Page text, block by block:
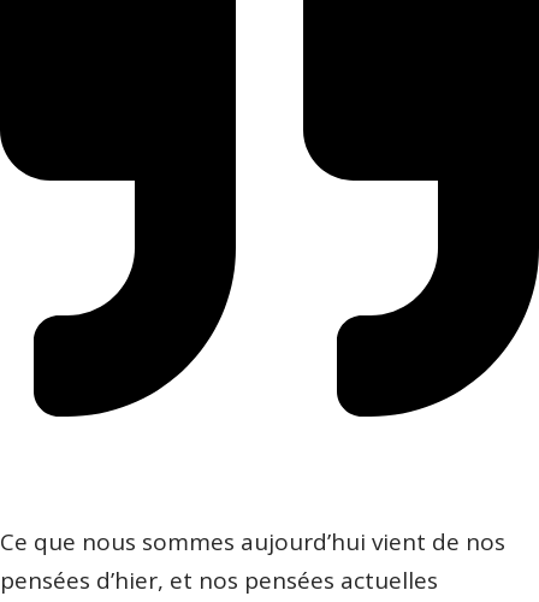
Ce que nous sommes aujourd’hui vient de nos
pensées d’hier, et nos pensées actuelles